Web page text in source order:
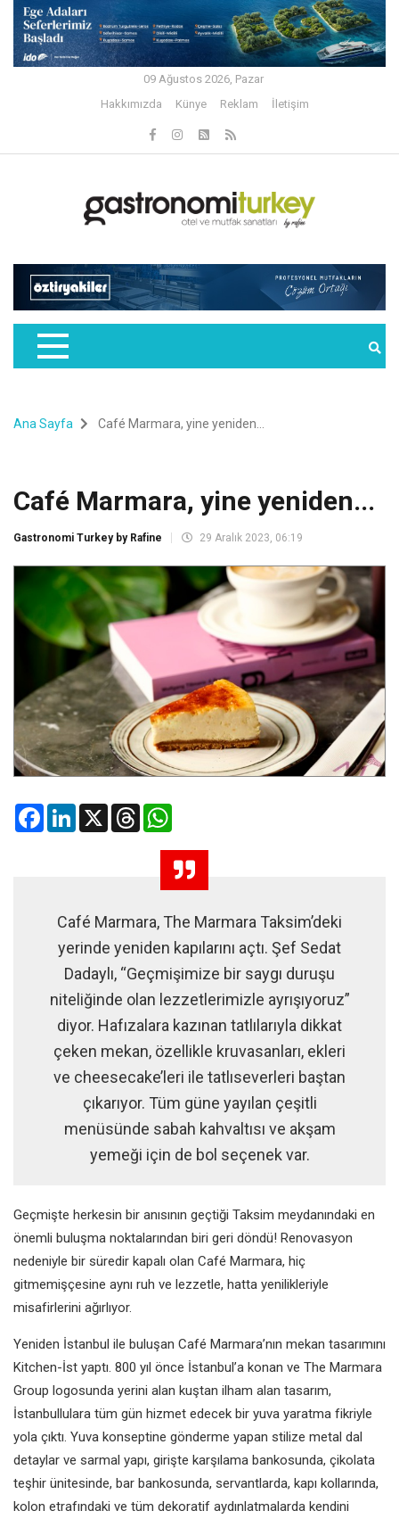
09 Ağustos 2026, Pazar
Hakkımızda
Künye Reklam İletişim
Ana Sayfa Café Marmara, yine yeniden...
Café Marmara, yine yeniden...
Gastronomi Turkey by Rafine 29 Aralık 2023, 06:19
FacebookLinkedIn
X Threads
Café Marmara, The Marmara Taksim’deki
yerinde yeniden kapılarını açtı. Şef Sedat
Dadaylı, “Geçmişimize bir saygı duruşu
niteliğinde olan lezzetlerimizle ayrışıyoruz”
diyor. Hafızalara kazınan tatlılarıyla dikkat
çeken mekan, özellikle kruvasanları, ekleri
ve cheesecake’leri ile tatlıseverleri baştan
çıkarıyor. Tüm güne yayılan çeşitli
menüsünde sabah kahvaltısı ve akşam
yemeği için de bol seçenek var.
Geçmişte herkesin bir anısının geçtiği Taksim meydanındaki en
önemli buluşma noktalarından biri geri döndü! Renovasyon
nedeniyle bir süredir kapalı olan Café Marmara, hiç
gitmemişçesine aynı ruh ve lezzetle, hatta yenilikleriyle
misafirlerini ağırlıyor.
Yeniden İstanbul ile buluşan Café Marmara’nın mekan tasarımını
Kitchen-İst yaptı. 800 yıl önce İstanbul’a konan ve The Marmara
Group logosunda yerini alan kuştan ilham alan tasarım,
İstanbullulara tüm gün hizmet edecek bir yuva yaratma fikriyle
yola çıktı. Yuva konseptine gönderme yapan stilize metal dal
detaylar ve sarmal yapı, girişte karşılama bankosunda, çikolata
teşhir ünitesinde, bar bankosunda, servantlarda, kapı kollarında,
kolon etrafındaki ve tüm dekoratif aydınlatmalarda kendini